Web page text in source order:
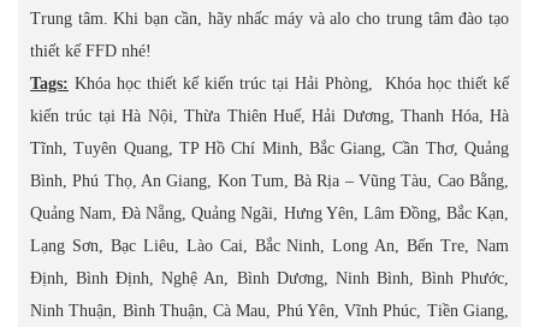
Trung tâm. Khi bạn cần, hãy nhấc máy và alo cho trung tâm đào tạo
thiết kế FFD nhé!
Tags: Khóa học thiết kế kiến trúc tại Hải Phòng, Khóa học thiết kế
kiến trúc tại Hà Nội, Thừa Thiên Huế, Hải Dương, Thanh Hóa, Hà
Tĩnh, Tuyên Quang, TP Hồ Chí Minh, Bắc Giang, Cần Thơ, Quảng
Bình, Phú Thọ, An Giang, Kon Tum, Bà Rịa – Vũng Tàu, Cao Bằng,
Quảng Nam, Đà Nẵng, Quảng Ngãi, Hưng Yên, Lâm Đồng, Bắc Kạn,
Lạng Sơn, Bạc Liêu, Lào Cai, Bắc Ninh, Long An, Bến Tre, Nam
Định, Bình Định, Nghệ An, Bình Dương, Ninh Bình, Bình Phước,
Ninh Thuận, Bình Thuận, Cà Mau, Phú Yên, Vĩnh Phúc, Tiền Giang,